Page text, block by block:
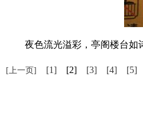
夜色流光溢彩，亭阁楼台如
[上一页] [1] [2] [3] [4] [5]